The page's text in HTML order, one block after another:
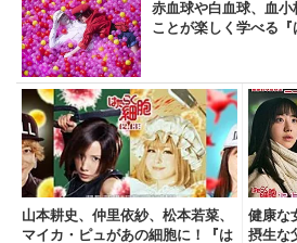
赤血球や白血球、血
ことが楽しく学べる
山本耕史、仲里依紗、松本若菜、
マイカ・ピュがあの細胞に！『は
健康な
摂生な